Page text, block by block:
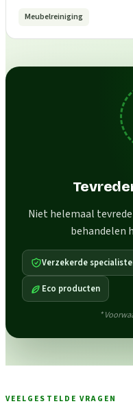
Meubelreiniging
Niet helemaal
behandelen
Verzekerde
Eco producten
*
VEELGESTELDE VRAGEN